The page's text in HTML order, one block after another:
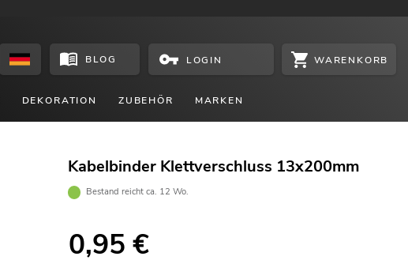
BLOG LOGIN WARENKORB
DEKORATION ZUBEHÖR MARKEN
Kabelbinder Klettverschluss 13x200mm
Bestand reicht ca. 12 Wo.
0,95 €